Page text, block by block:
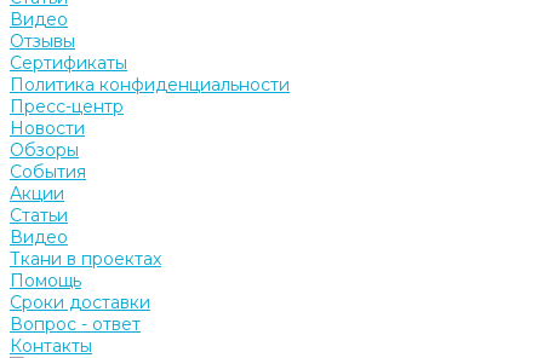
Видео
Отзывы
Сертификаты
Политика конфиденциальности
Пресс-центр
Новости
Обзоры
События
Акции
Статьи
Видео
Ткани в проектах
Помощь
Сроки доставки
Вопрос - ответ
Контакты